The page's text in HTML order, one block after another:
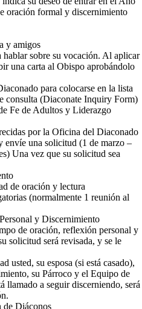
oración formal y discernimiento
y amigos
sobre su vocación. Al aplicar
una carta al Obispo aprobándolo
para colocarse en la lista
consulta (Diaconate Inquiry Form)
Fe de Adultos y Liderazgo
por la Oficina del Diaconado
envíe una solicitud (1 de marzo –
Una vez que su solicitud sea
de oración y lectura
(normalmente 1 reunión al
y Discernimiento
de oración, reflexión personal y
solicitud será revisada, y se le
usted, su esposa (si está casado),
su Párroco y el Equipo de
llamado a seguir discerniendo, será
de Diáconos